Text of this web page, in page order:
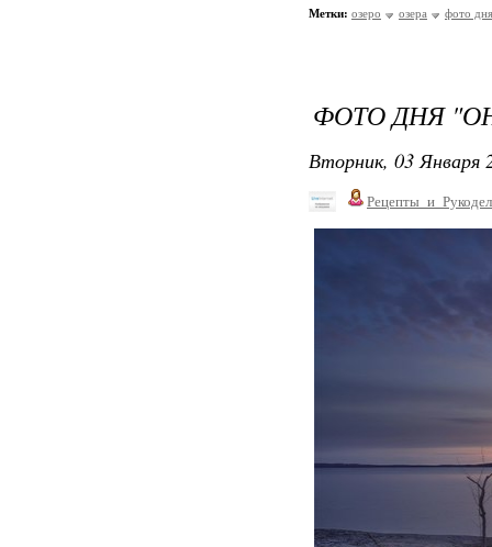
Метки: озеро озера фото дня
ФОТО ДНЯ
Вторник, 03 Января